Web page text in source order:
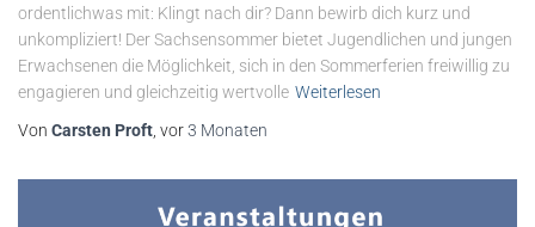
ordentlichwas mit: Klingt nach dir? Dann bewirb dich kurz und
unkompliziert! Der Sachsensommer bietet Jugendlichen und jungen
Erwachsenen die Möglichkeit, sich in den Sommerferien freiwillig zu
engagieren und gleichzeitig wertvolle Weiterlesen
Von Carsten Proft , vor3 Monaten